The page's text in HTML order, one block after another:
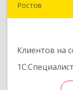
Ростов
Клиентов на
1С:Специалист